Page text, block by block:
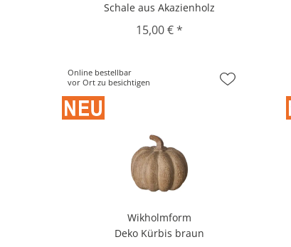
Schale aus Akazienholz
15,00 € *
Online bestellbar
vor Ort zu besichtigen
Wikholmform
Deko Kürbis braun